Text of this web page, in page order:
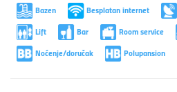
Bazen Besplatan internet
Lift
Bar Room service
Noćenje/doručak
Polupansion